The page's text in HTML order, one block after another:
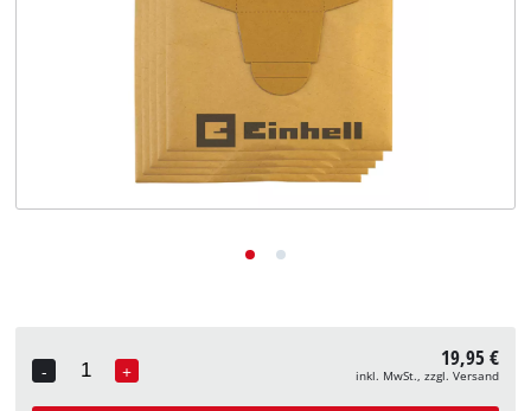
-
Quantity
+ 19,95 €
inkl. MwSt., zzgl. Versand